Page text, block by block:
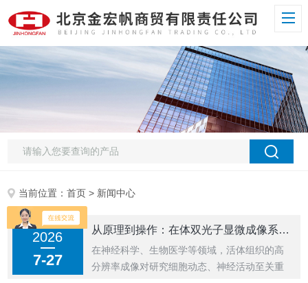
当前位置：首页 > 新闻中心
2026
7-27
从原理到操作：在体双光子显微成像系统的实验流程
在神经科学、生物医学等领域，活体组织的高
分辨率成像对研究细胞动态、神经活动至关重